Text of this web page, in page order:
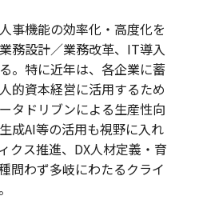
事機能の効率化・高度化を
務設計／業務改革、IT導入
。特に近年は、各企業に蓄
的資本経営に活用するため
タドリブンによる生産性向
成AI等の活用も視野に入れ
クス推進、DX人材定義・育
問わず多岐にわたるクライ